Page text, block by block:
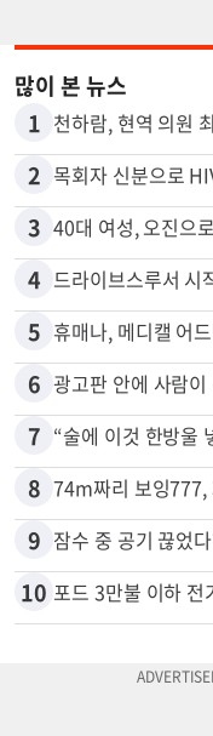
많이 본 뉴스
1
2 목회자 신분으로
3 40대 여성, 오진으
4 드라이브스루서
5 휴매나, 메디캘 어
6 광고판 안에 사람
7
8
9
10 포드 3만불 이하 전